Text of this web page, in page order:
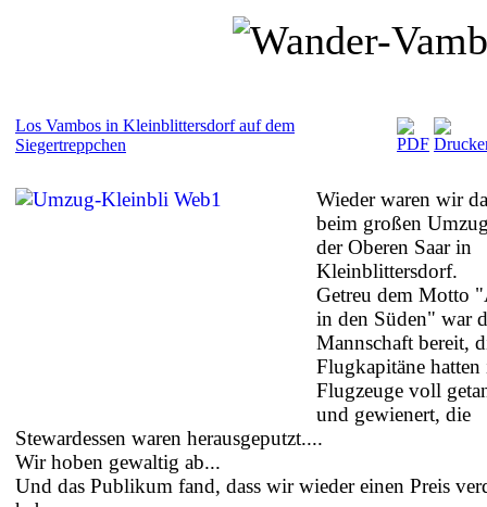
Los Vambos in Kleinblittersdorf auf dem
Siegertreppchen
Wieder waren wir
beim großen
der Oberen Saar in
Kleinblittersdorf.
Getreu dem Motto
in den Süden" war
Mannschaft bereit,
Flugkapitäne hatten
Flugzeuge voll
und gewienert, die
Stewardessen waren herausgeputzt....
Wir hoben gewaltig ab...
Und das Publikum fand, dass wir wieder einen Preis